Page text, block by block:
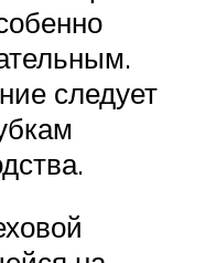
следует